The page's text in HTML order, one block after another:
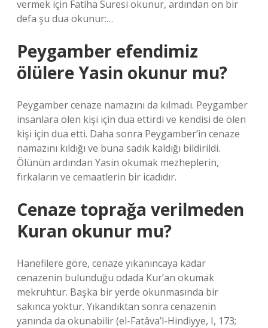
vermek için Fatiha Suresi okunur, ardından on bir
defa şu dua okunur:…
Peygamber efendimiz
ölülere Yasin okunur mu?
Peygamber cenaze namazını da kılmadı. Peygamber
insanlara ölen kişi için dua ettirdi ve kendisi de ölen
kişi için dua etti. Daha sonra Peygamber’in cenaze
namazını kıldığı ve buna sadık kaldığı bildirildi.
Ölünün ardından Yasin okumak mezheplerin,
fırkaların ve cemaatlerin bir icadıdır.
Cenaze toprağa verilmeden
Kuran okunur mu?
Hanefilere göre, cenaze yıkanıncaya kadar
cenazenin bulunduğu odada Kur’an okumak
mekruhtur. Başka bir yerde okunmasında bir
sakınca yoktur. Yıkandıktan sonra cenazenin
yanında da okunabilir (el-Fatâva’l-Hindiyye, I, 173;